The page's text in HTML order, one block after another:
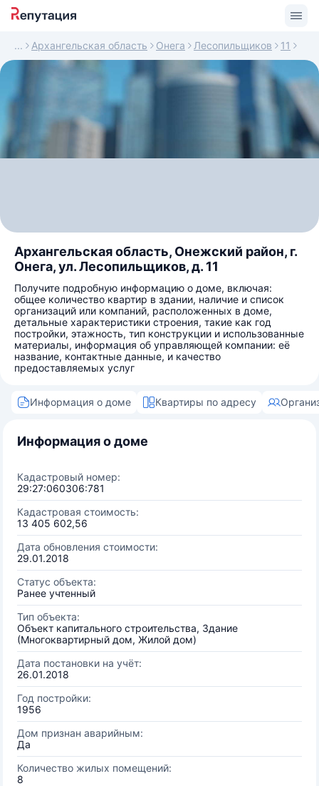
Архангельская область Онега Лесопильщиков 11
Архангельская область, Онежский район, г.
Онега, ул. Лесопильщиков, д. 11
Получите подробную информацию о доме, включая:
общее количество квартир в здании, наличие и список
организаций или компаний, расположенных в доме,
детальные характеристики строения, такие как год
постройки, этажность, тип конструкции и использованные
материалы, информация об управляющей компании: её
название, контактные данные, и качество
предоставляемых услуг
Информация о доме Квартиры по адресу
Информация о доме
Кадастровый номер:
29:27:060306:781
Кадастровая стоимость:
13 405 602,56
Дата обновления стоимости:
29.01.2018
Статус объекта:
Ранее учтенный
Тип объекта:
Объект капитального строительства, Здание
(Многоквартирный дом, Жилой дом)
Дата постановки на учёт:
26.01.2018
Год постройки:
1956
Дом признан аварийным:
Да
Количество жилых помещений:
8